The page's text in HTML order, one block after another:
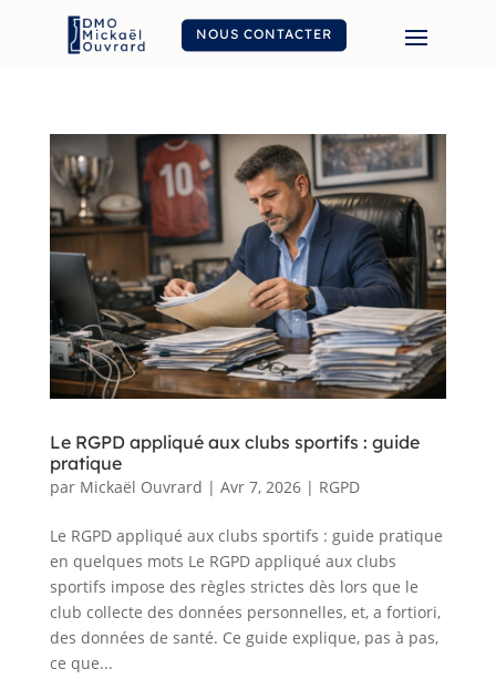
NOUS CONTACTER
Le RGPD appliqué aux clubs sportifs : guide
pratique
par Mickaël Ouvrard | Avr 7, 2026| RGPD
Le RGPD appliqué aux clubs sportifs : guide pratique
en quelques mots Le RGPD appliqué aux clubs
sportifs impose des règles strictes dès lors que le
club collecte des données personnelles, et, a fortiori,
des données de santé. Ce guide explique, pas à pas,
ce que...